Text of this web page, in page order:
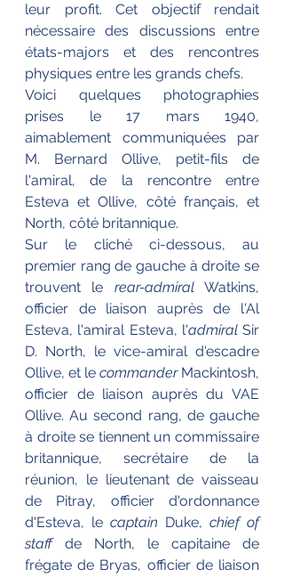
leur profit. Cet objectif rendait
nécessaire des discussions entre
états-majors et des rencontres
physiques entre les grands chefs.
Voici quelques photographies
prises le 17 mars 1940,
aimablement communiquées par
M. Bernard Ollive, petit-fils de
l'amiral, de la rencontre entre
Esteva et Ollive, côté français, et
North, côté britannique.
Sur le cliché ci-dessous, au
premier rang de gauche à droite se
trouvent le rear-admiral Watkins,
officier de liaison auprès de l'Al
Esteva, l'amiral Esteva, l'admiral Sir
D. North, le vice-amiral d'escadre
Ollive, et le commander Mackintosh,
officier de liaison auprès du VAE
Ollive. Au second rang, de gauche
à droite se tiennent un commissaire
britannique, secrétaire de la
réunion, le lieutenant de vaisseau
de Pitray, officier d'ordonnance
d'Esteva, le captain Duke, chief of
staff de North, le capitaine de
frégate de Bryas, officier de liaison